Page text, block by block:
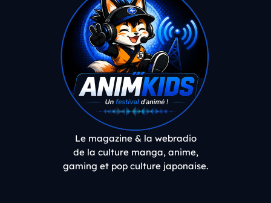
Le magazine & la webradio
de la culture manga, anime,
gaming et pop culture japonaise.